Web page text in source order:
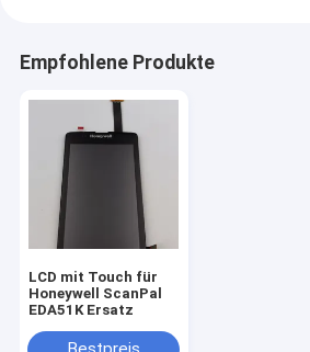
Empfohlene Produkte
LCD mit Touch für
Honeywell ScanPal
EDA51K Ersatz